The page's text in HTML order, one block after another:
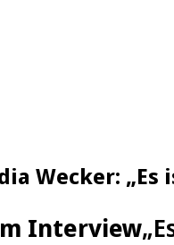
Wecker:
Interview